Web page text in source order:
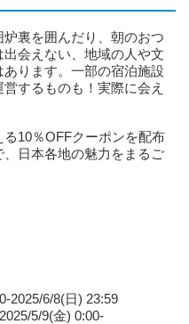
裏を囲んだり、朝のおつ
会えない、地域の人や文
ります。一部の宿泊施設
するものも！実際に会え
10％OFFクーポンを配布
日本各地の魅力をまるご
2025/6/8(日) 23:59
2025/5/9(金) 0:00-